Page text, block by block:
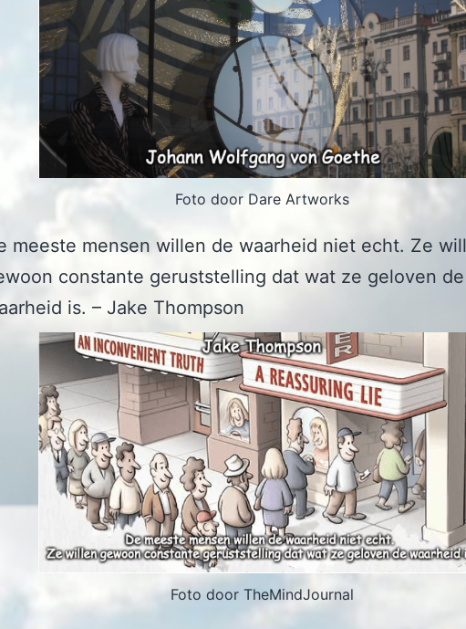
Foto door Dare Artworks
meeste mensen willen de waarheid niet echt. Ze
constante geruststelling dat wat ze geloven de
is. – Jake Thompson
Foto door TheMindJournal